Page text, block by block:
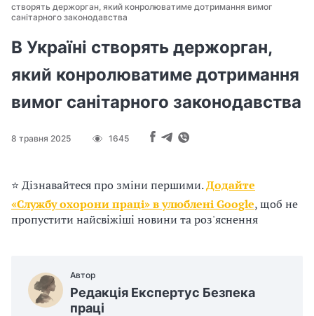
створять держорган, який конролюватиме дотримання вимог
санітарного законодавства
В Україні створять держорган,
який конролюватиме дотримання
вимог санітарного законодавства
8 травня 2025 1645
⭐ Дізнавайтеся про зміни першими.Додайте
«Службу охорони праці» в улюблені Google, щоб не
пропустити найсвіжіші новини та роз'яснення
Автор
Редакція Експертус Безпека
праці
р
н
п
р